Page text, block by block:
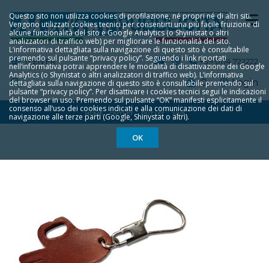
Questo sito non utilizza cookies di profilazione, né propri né di altri siti.
Vengono utilizzati cookies tecnici per consentirti una più facile fruizione di
alcune funzionalità del sito e Google Analytics (o Shyinistat o altri
analizzatori di traffico web) per migliorare le funzionalità del sito.
L‘informativa dettagliata sulla navigazione di questo sito è consultabile
premendo sul pulsante “privacy policy”. Seguendo i link riportati
nell‘informativa potrai apprendere le modalità di disattivazione dei Google
Analytics (o Shynistat o altri analizzatori di traffico web). L‘informativa
dettagliata sulla navigazione di questo sito è consultabile premendo sul
pulsante “privacy policy”. Per disattivare i cookies tecnici segui le indicazioni
del browser in uso. Premendo sul pulsante “OK” manifesti esplicitamente il
consenso all‘uso dei cookies indicati e alla comunicazione dei dati di
navigazione alle terze parti (Google, Shinystat o altri).
OK
IT EN FR +39 0174 722222
Login
0
HOME OUTLET OUTLET S201